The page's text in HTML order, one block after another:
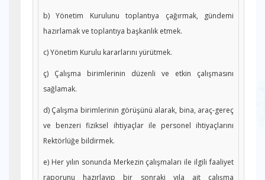
b) Yönetim Kurulunu toplantıya çağırmak, gündemi
hazırlamak ve toplantıya başkanlık etmek.
c) Yönetim Kurulu kararlarını yürütmek.
ç) Çalışma birimlerinin düzenli ve etkin çalışmasını
sağlamak.
d) Çalışma birimlerinin görüşünü alarak, bina, araç-gereç
ve benzeri fiziksel ihtiyaçlar ile personel ihtiyaçlarını
Rektörlüğe bildirmek.
e) Her yılın sonunda Merkezin çalışmaları ile ilgili faaliyet
raporunu hazırlayıp bir sonraki yıla ait çalışma